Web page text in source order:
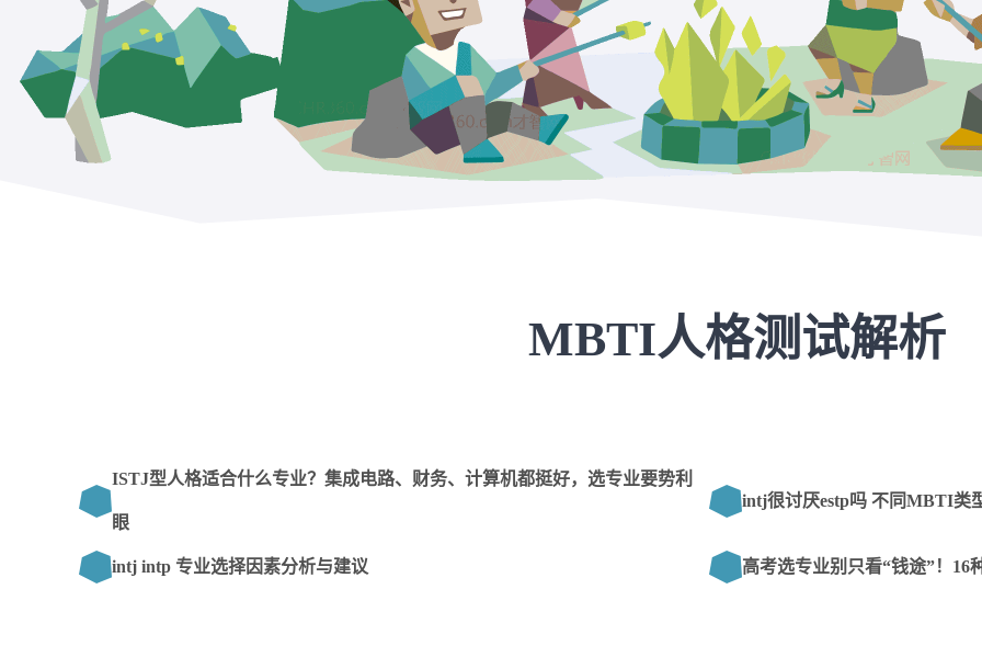
MBTI人格测试解析
ISTJ型人格适合什么专业？集成电路、财务、计算机都挺好，选专业要势利
眼
intj很讨厌estp吗 不同MBTI类
intj intp 专业选择因素分析与建议 高考选专业别只看“钱途”！16